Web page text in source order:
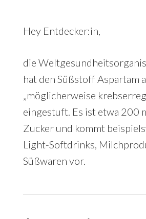
Hey Entdecker:in,
die
hat den Süßstoff Aspartam
„möglicherweise
eingestuft. Es ist etwa 200
Zucker und kommt
Light-Softdrinks,
Süßwaren vor.